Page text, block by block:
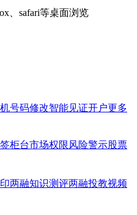
、safari等桌面浏览
号码修改智能见证开户更多
柜台市场权限风险警示股票
两融知识测评两融投教视频